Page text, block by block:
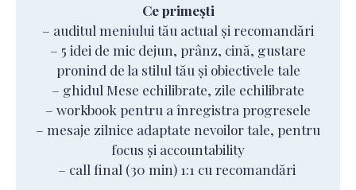
Ce primești
– auditul meniului tău actual și recomandări
– 5 idei de mic dejun, prânz, cină, gustare
pronind de la stilul tău și obiectivele tale
– ghidul Mese echilibrate, zile echilibrate
– workbook pentru a înregistra progresele
– mesaje zilnice adaptate nevoilor tale, pentru
focus și accountability
– call final (30 min) 1:1 cu recomandări